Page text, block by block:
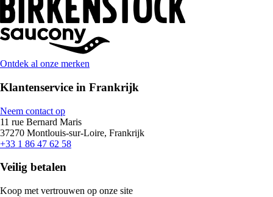
Ontdek al onze merken
Klantenservice in Frankrijk
Neem contact op
11 rue Bernard Maris
37270 Montlouis-sur-Loire, Frankrijk
+33 1 86 47 62 58
Veilig betalen
Koop met vertrouwen op onze site